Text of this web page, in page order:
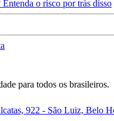
o risco por trás disso
para todos os brasileiros.
922 - São Luiz, Belo